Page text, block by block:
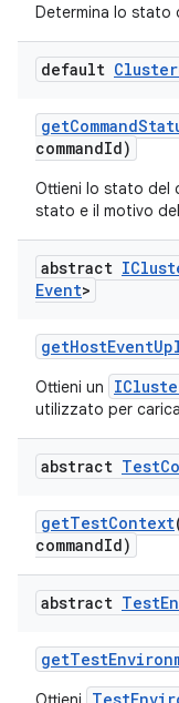
Determina lo stato
default Cluster
getCommand
commandId)
Ottieni lo stato del
stato e il motivo
abstract
Event>
getHostEvent
Ottieni un
utilizzato per
abstract Test
getTestContext
commandId)
abstract Test
getTest